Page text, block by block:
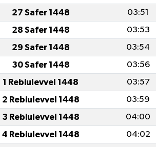
27 Safer 1448 03:51
28 Safer 1448 03:53
29 Safer 1448 03:54
30 Safer 1448 03:56
1 Rebiulevvel 1448 03:57
2 Rebiulevvel 1448 03:59
3 Rebiulevvel 1448 04:00
4 Rebiulevvel 1448 04:02